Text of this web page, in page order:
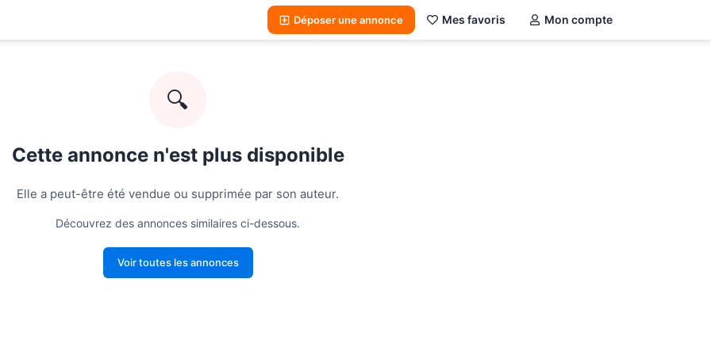
Déposer une annonce Mes favoris Mon compte
🔍
Cette annonce n'est plus disponible
Elle a peut-être été vendue ou supprimée par son auteur.
Découvrez des annonces similaires ci-dessous.
Voir toutes les annonces